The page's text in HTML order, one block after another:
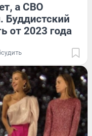
а СВО
Буддистский
от 2023 года